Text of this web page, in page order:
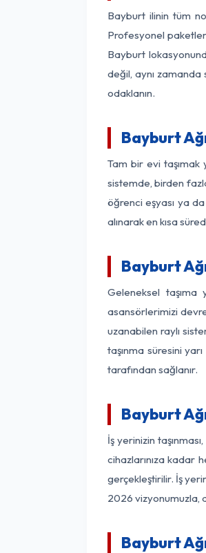
Bayburt ilinin tüm
Profesyonel
Bayburt
değil, aynı zamanda
odaklanın.
Bayburt
Tam bir evi taşımak
sistemde, birden
öğrenci eşyası ya
alınarak en kısa
Bayburt
Geleneksel
asansörlerimizi
uzanabilen raylı
taşınma süresini
tarafından sağlanır.
Bayburt
İş yerinizin
cihazlarınıza kadar
gerçekleştirilir. İş
2026 vizyonumuzla,
Bayburt